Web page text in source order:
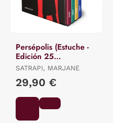
Persépolis (Estuche -
Edición 25
Aniversario)
SATRAPI, MARJANE
29,90 €